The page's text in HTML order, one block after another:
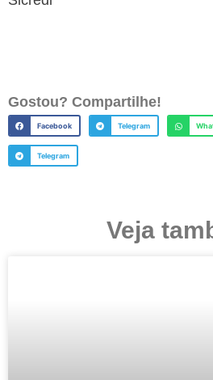
Gostou? Compartilhe!
Facebook Telegram
Telegram
Veja